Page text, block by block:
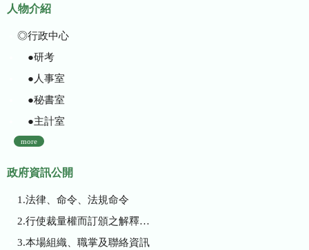
人物介紹
◎行政中心
●研考
●人事室
●秘書室
●主計室
more
政府資訊公開
1.法律、命令、法規命令
2.行使裁量權而訂頒之解釋性規定及裁量基準
3.本場組織、職掌及聯絡資訊